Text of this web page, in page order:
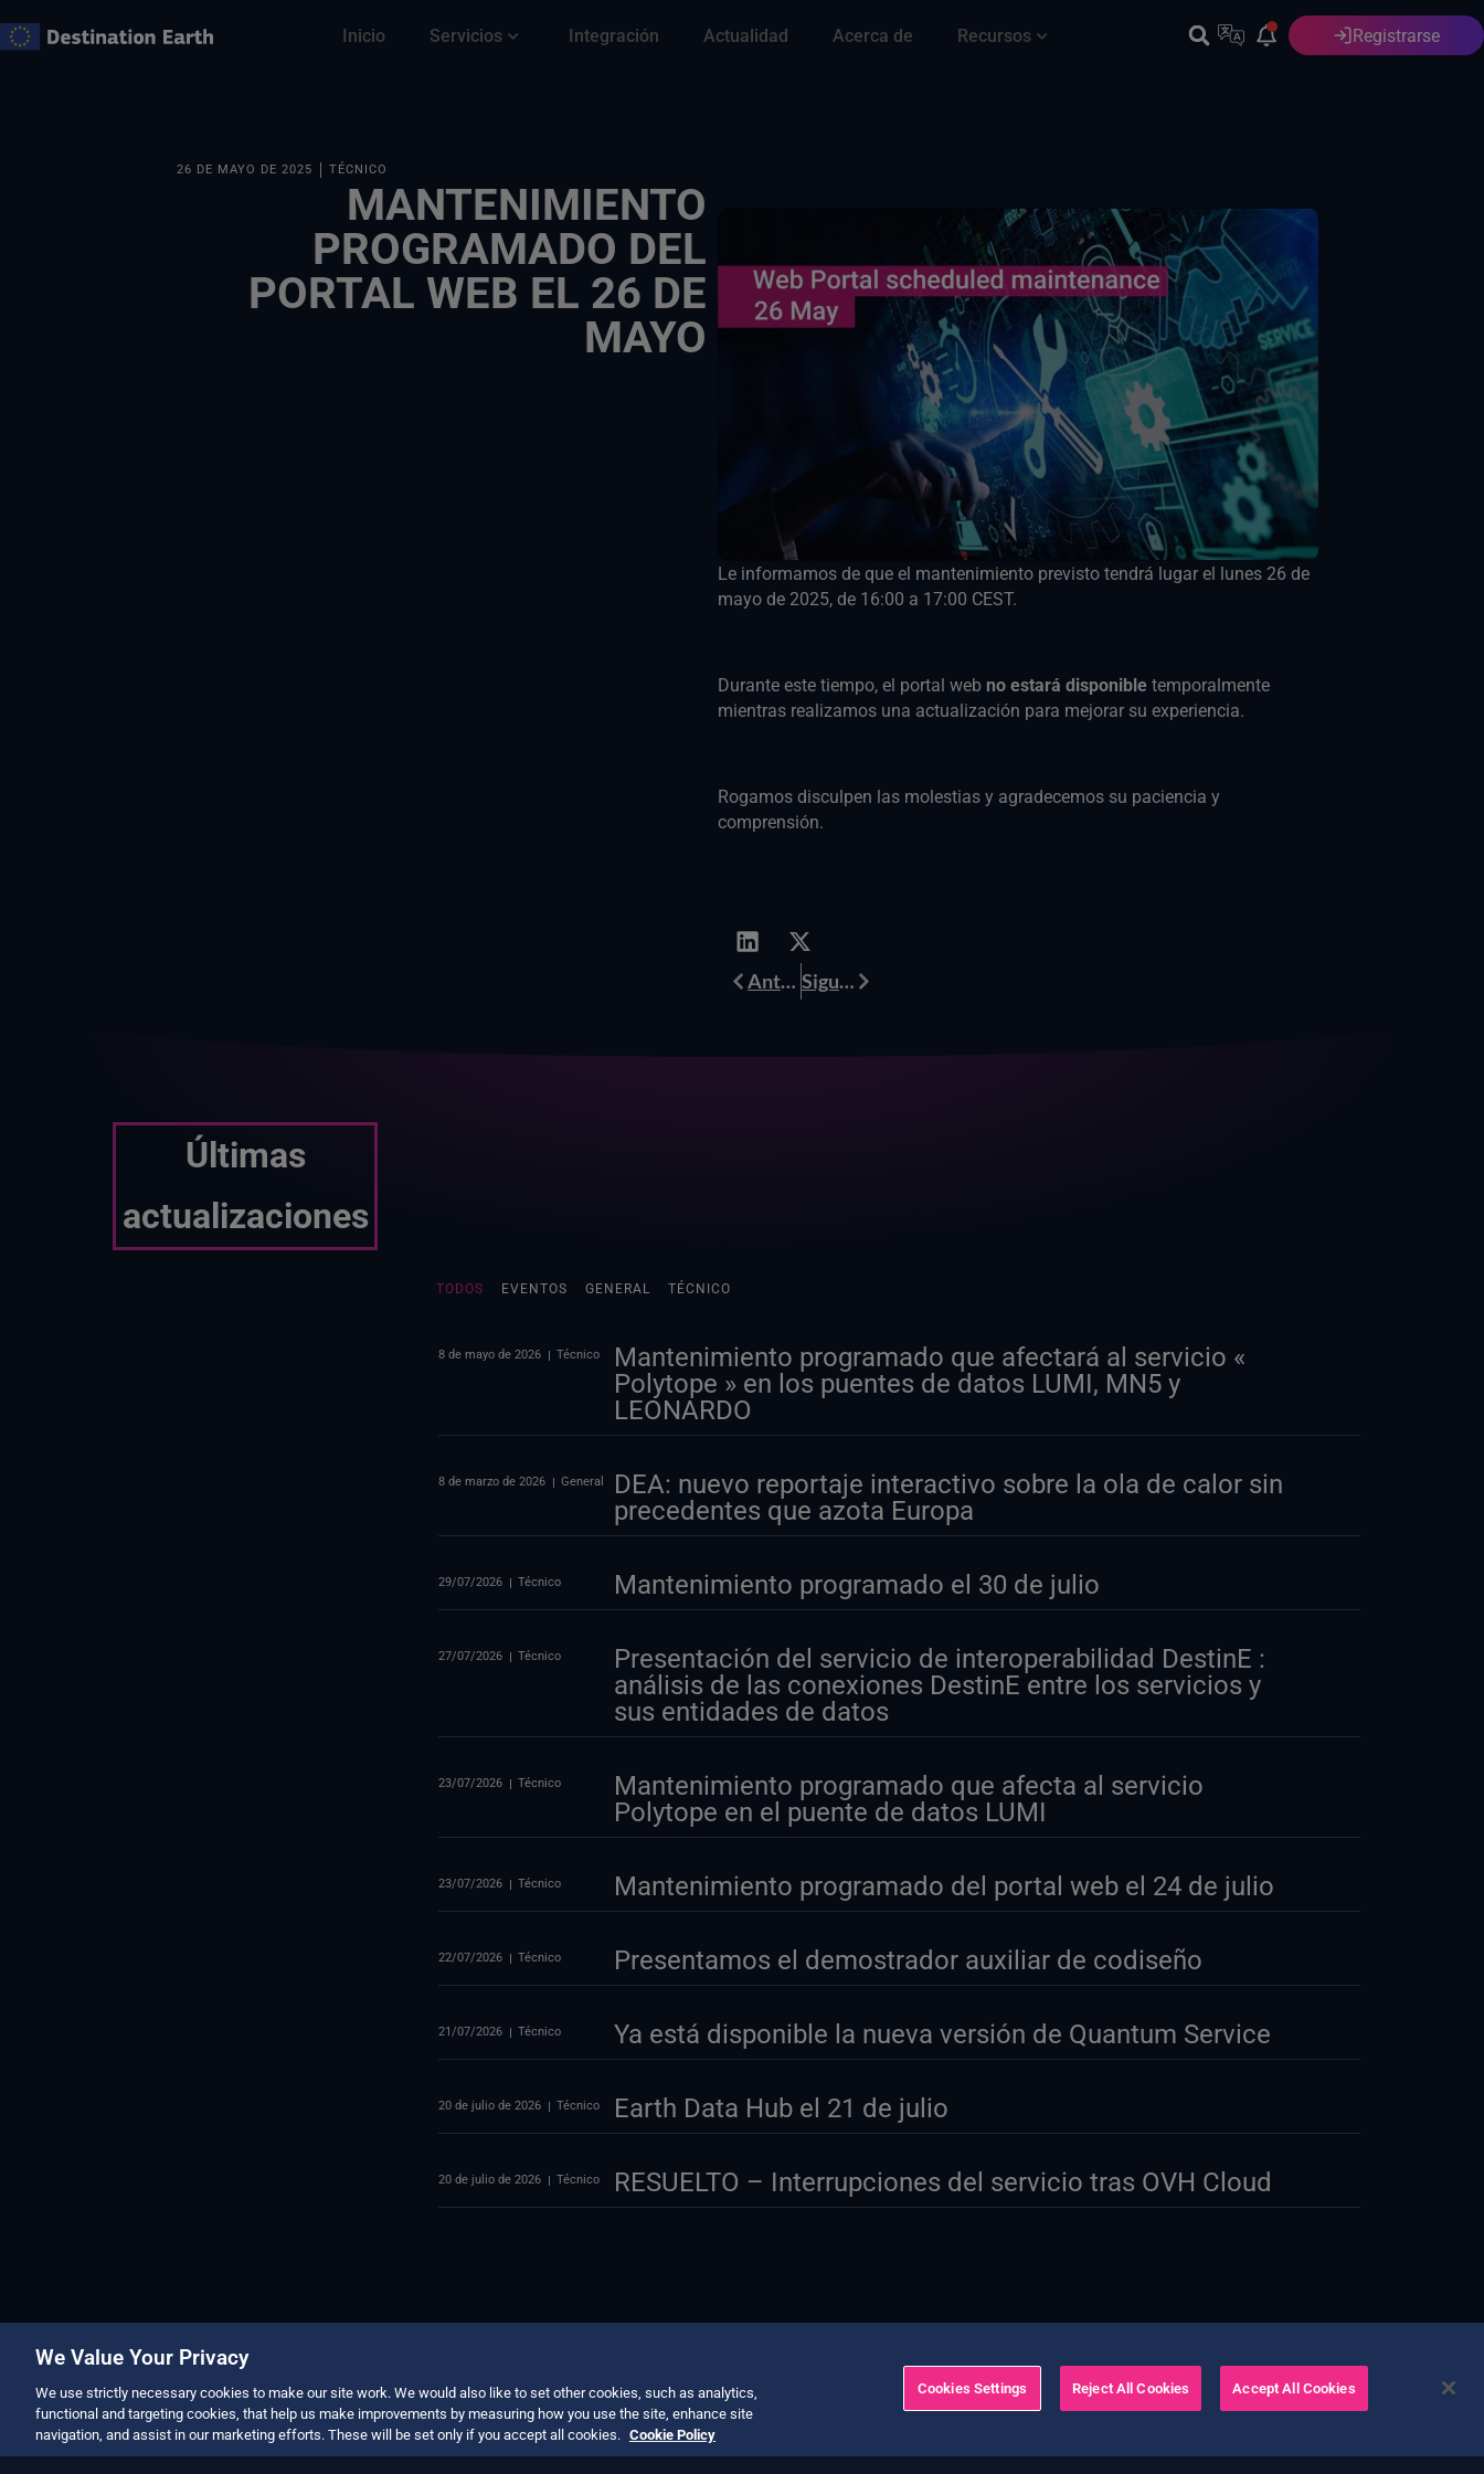
al
Inicio Servicios Integración Actualidad Acerca de Recursos Español Registrarse
26 DE MAYO DE 2025 TÉCNICO
MANTENIMIENTO
PROGRAMADO DEL
PORTAL WEB EL 26 DE
MAYO
Le informamos de que el mantenimiento previsto tendrá lugar el lunes 26 de
mayo de 2025, de 16:00 a 17:00 CEST.
Durante este tiempo, el portal web no estará disponibletemporalmente
mientras realizamos una actualización para mejorar su experiencia.
Rogamos disculpen las molestias y agradecemos su paciencia y
comprensión.
AnteriorAnterior Siguiente Siguiente
Últimas
actualizaciones
EVENTOS GENERAL TÉCNICO
TODOS
8 de mayo de 2026 Técnico
Mantenimiento programado que afectará al servicio «
Polytope » en los puentes de datos LUMI, MN5 y
LEONARDO
8 de marzo de 2026 General
DEA: nuevo reportaje interactivo sobre la ola de calor sin
precedentes que azota Europa
29/07/2026 Técnico Mantenimiento programado el 30 de julio
27/07/2026 Técnico
Presentación del servicio de interoperabilidad DestinE :
análisis de las conexiones DestinE entre los servicios y
sus entidades de datos
23/07/2026 Técnico
Mantenimiento programado que afecta al servicio
Polytope en el puente de datos LUMI
23/07/2026 Técnico Mantenimiento programado del portal web el 24 de julio
22/07/2026 Técnico Presentamos el demostrador auxiliar de codiseño
21/07/2026 Técnico Ya está disponible la nueva versión de Quantum Service
20 de julio de 2026 Técnico Earth Data Hub el 21 de julio
20 de julio de 2026 Técnico RESUELTO – Interrupciones del servicio tras OVH Cloud
We Value Your Privacy
We use strictly necessary cookies to make our site work. We would also like to set other cookies, such as analytics,
functional and targeting cookies, that help us make improvements by measuring how you use the site, enhance site
navigation, and assist in our marketing efforts. These will be set only if you accept all cookies. Cookie Policy
Cookies Settings Reject All Cookies Accept All Cookies